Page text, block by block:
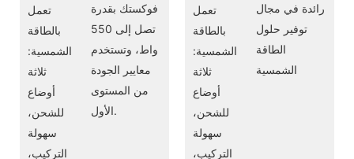
فوكستك بقدرة
تصل إلى 550
واط، وتستخدم
معايير الجودة
من المستوى
الأول.
رائدة في مجال
توفير حلول
الطاقة
الشمسية